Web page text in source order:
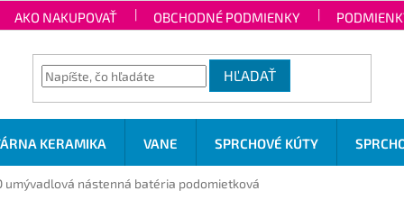
AKO NAKUPOVAŤ OBCHODNÉ PODMIENKY
HĽADAŤ
KERAMIKA VANE SPRCHOVÉ KÚTY
umývadlová nástenná batéria podomietková